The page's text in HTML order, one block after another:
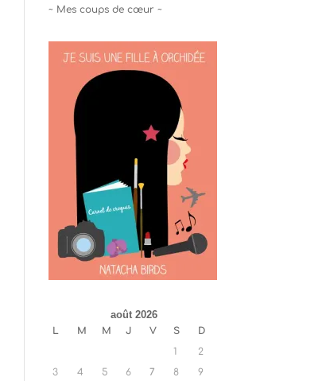
~ Mes coups de cœur ~
août 2026
L M M J V S
D
1
2
3
4 5 6 7 8
9